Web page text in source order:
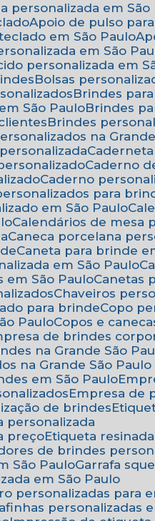
personalizada em São
Apoio de pulso
em São Paulo
em São
personalizada em
Bolsas
Brindes
São Paulo Brindes
Brindes
na
Caderno
Caderno
para
em São Paulo
Calendários de
Caneca porcelana
Caneta para brinde
em São Paulo
em São Paulo
Chaveiros
para brinde
Copo
Paulo
Copos e
de brindes
na Grande São
na Grande São Paulo
em São Paulo
Empresa
de brindes
personalizada
preço Etiqueta
de brindes
São Paulo
Garrafa
em São Paulo
personalizadas para
personalizadas